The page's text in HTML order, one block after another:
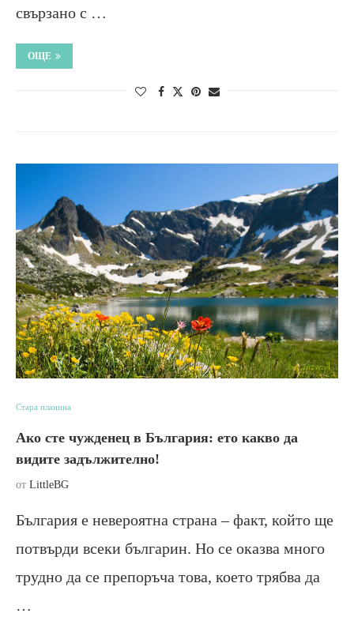
свързано с …
ОЩЕ
Стара планина
Ако сте чужденец в България: ето какво да
видите задължително!
от LittleBG
България е невероятна страна – факт, който ще
потвърди всеки българин. Но се оказва много
трудно да се препоръча това, което трябва да
…